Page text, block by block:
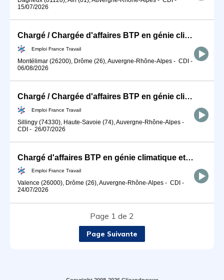
15/07/2026
Chargé / Chargée d'affaires BTP en génie climatique et énergétiqu (H/F)
Emploi France Travail
Montélimar (26200), Drôme (26), Auvergne-Rhône-Alpes - CDI -
06/08/2026
Chargé / Chargée d'affaires BTP en génie climatique et énergétiqu (H/F)
Emploi France Travail
Sillingy (74330), Haute-Savoie (74), Auvergne-Rhône-Alpes -
CDI - 26/07/2026
Chargé d'affaires BTP en génie climatique et énergétique (H/F)
Emploi France Travail
Valence (26000), Drôme (26), Auvergne-Rhône-Alpes - CDI -
24/07/2026
Page 1 de 2
Page Suivante